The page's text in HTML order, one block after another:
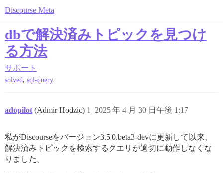
Discourse Meta
dbで解決済みトピックを見つけ
る方法
サポート
solved, sql-query
adopilot (Admir Hodzic) 2025 年 4 月 30 日午後 1:17
1
私がDiscourseをバージョン3.5.0.beta3-devに更新して以来、
解決済みトピックを検索するクエリが適切に動作しなくな
りました。